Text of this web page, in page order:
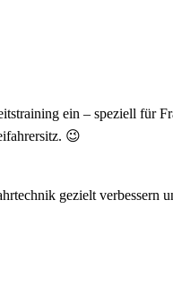
ein – speziell für
😉
gezielt verbessern